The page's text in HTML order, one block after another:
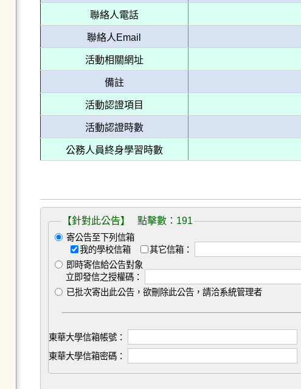
聯絡人電話
聯絡人Email
活動相關網址
備註
活動認證項目
活動認證時數
公務人員終身學習時數
【針對此公告】 點擊數：191
寄公告至下列信箱
我的學校信箱
其它信箱：
即時寄信給公告對象
立即發信之授權碼：
已批次寄出此公告，欲刪除此公告，請洽系統管理者
東華大學信箱帳號：
東華大學信箱密碼：